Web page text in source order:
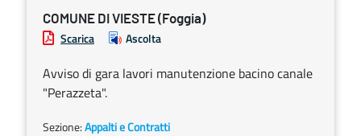
COMUNE DI VIESTE (Foggia)
Scarica Ascolta
Avviso di gara lavori manutenzione bacino canale
"Perazzeta".
Sezione:Appalti e Contratti